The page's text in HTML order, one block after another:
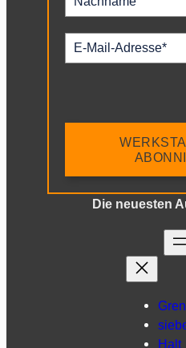
Die neuesten
Halt